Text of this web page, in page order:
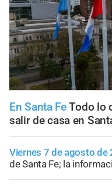
En Santa FeTodo lo
salir de casa en
Viernes 7 de agosto de
de Santa Fe; la